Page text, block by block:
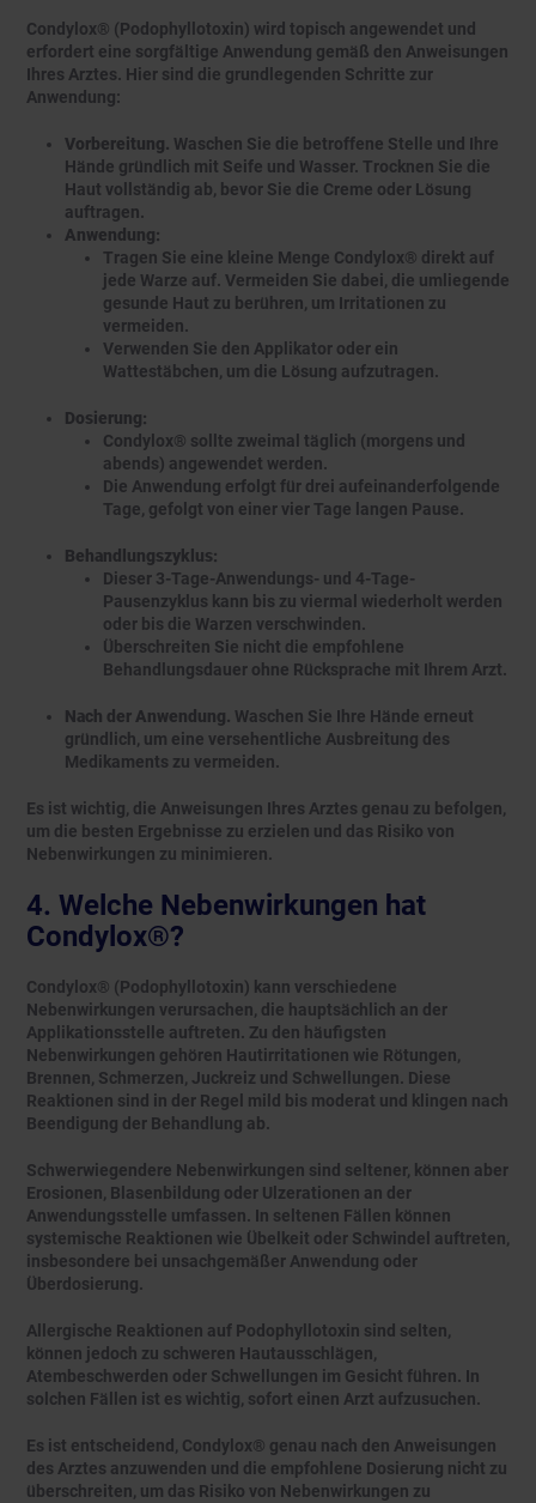
Condylox® (Podophyllotoxin) wird topisch angewendet und
erfordert eine sorgfältige Anwendung gemäß den Anweisungen
Ihres Arztes. Hier sind die grundlegenden Schritte zur
Anwendung:
Vorbereitung. Waschen Sie die betroffene Stelle und Ihre
Hände gründlich mit Seife und Wasser. Trocknen Sie die
Haut vollständig ab, bevor Sie die Creme oder Lösung
auftragen.
Anwendung:
Tragen Sie eine kleine Menge Condylox® direkt auf
jede Warze auf. Vermeiden Sie dabei, die umliegende
gesunde Haut zu berühren, um Irritationen zu
vermeiden.
Verwenden Sie den Applikator oder ein
Wattestäbchen, um die Lösung aufzutragen.
Dosierung:
Condylox® sollte zweimal täglich (morgens und
abends) angewendet werden.
Die Anwendung erfolgt für drei aufeinanderfolgende
Tage, gefolgt von einer vier Tage langen Pause.
Behandlungszyklus:
Dieser 3-Tage-Anwendungs- und 4-Tage-
Pausenzyklus kann bis zu viermal wiederholt werden
oder bis die Warzen verschwinden.
Überschreiten Sie nicht die empfohlene
Behandlungsdauer ohne Rücksprache mit Ihrem Arzt.
Nach der Anwendung. Waschen Sie Ihre Hände erneut
gründlich, um eine versehentliche Ausbreitung des
Medikaments zu vermeiden.
Es ist wichtig, die Anweisungen Ihres Arztes genau zu befolgen,
um die besten Ergebnisse zu erzielen und das Risiko von
Nebenwirkungen zu minimieren.
4. Welche Nebenwirkungen hat
Condylox®?
Condylox® (Podophyllotoxin) kann verschiedene
Nebenwirkungen verursachen, die hauptsächlich an der
Applikationsstelle auftreten. Zu den häufigsten
Nebenwirkungen gehören Hautirritationen wie Rötungen,
Brennen, Schmerzen, Juckreiz und Schwellungen. Diese
Reaktionen sind in der Regel mild bis moderat und klingen nach
Beendigung der Behandlung ab.
Schwerwiegendere Nebenwirkungen sind seltener, können aber
Erosionen, Blasenbildung oder Ulzerationen an der
Anwendungsstelle umfassen. In seltenen Fällen können
systemische Reaktionen wie Übelkeit oder Schwindel auftreten,
insbesondere bei unsachgemäßer Anwendung oder
Überdosierung.
Allergische Reaktionen auf Podophyllotoxin sind selten,
können jedoch zu schweren Hautausschlägen,
Atembeschwerden oder Schwellungen im Gesicht führen. In
solchen Fällen ist es wichtig, sofort einen Arzt aufzusuchen.
Es ist entscheidend, Condylox® genau nach den Anweisungen
des Arztes anzuwenden und die empfohlene Dosierung nicht zu
überschreiten, um das Risiko von Nebenwirkungen zu